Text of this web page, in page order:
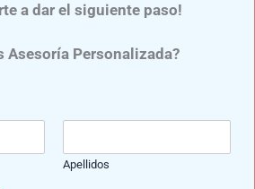
a dar el siguiente paso!
Asesoría Personalizada?
Apellidos